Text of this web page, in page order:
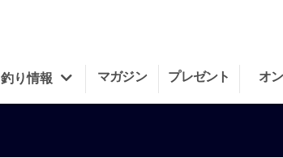
釣り情報 マガジン プレゼント オ